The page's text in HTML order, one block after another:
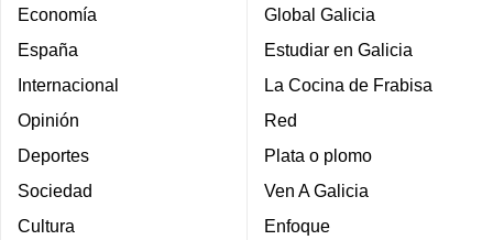
Economía
España
Internacional
Opinión
Deportes
Sociedad
Cultura
Global Galicia
Estudiar en Galicia
La Cocina de Frabisa
Red
Plata o plomo
Ven A Galicia
Enfoque